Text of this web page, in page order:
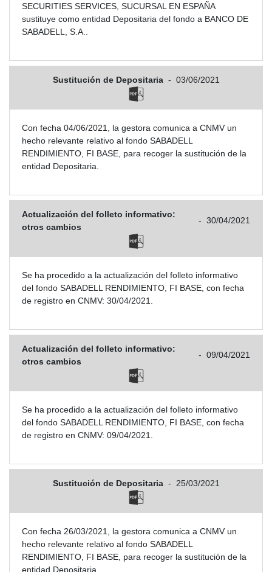
SECURITIES SERVICES, SUCURSAL EN ESPAÑA
sustituye como entidad Depositaria del fondo a BANCO DE
SABADELL, S.A..
Sustitución de Depositaria - 03/06/2021
Con fecha 04/06/2021, la gestora comunica a CNMV un
hecho relevante relativo al fondo SABADELL
RENDIMIENTO, FI BASE, para recoger la sustitución de la
entidad Depositaria.
Actualización del folleto informativo:
otros cambios
- 30/04/2021
Se ha procedido a la actualización del folleto informativo
del fondo SABADELL RENDIMIENTO, FI BASE, con fecha
de registro en CNMV: 30/04/2021.
Actualización del folleto informativo:
otros cambios
- 09/04/2021
Se ha procedido a la actualización del folleto informativo
del fondo SABADELL RENDIMIENTO, FI BASE, con fecha
de registro en CNMV: 09/04/2021.
Sustitución de Depositaria - 25/03/2021
Con fecha 26/03/2021, la gestora comunica a CNMV un
hecho relevante relativo al fondo SABADELL
RENDIMIENTO, FI BASE, para recoger la sustitución de la
entidad Depositaria.